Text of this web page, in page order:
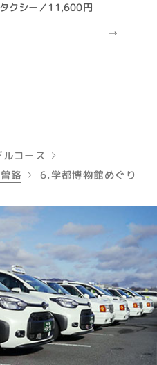
クシー／11,600円
コース
路 6.学都博物館めぐり